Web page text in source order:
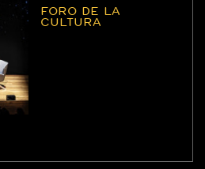
FORO DE LA
CULTURA